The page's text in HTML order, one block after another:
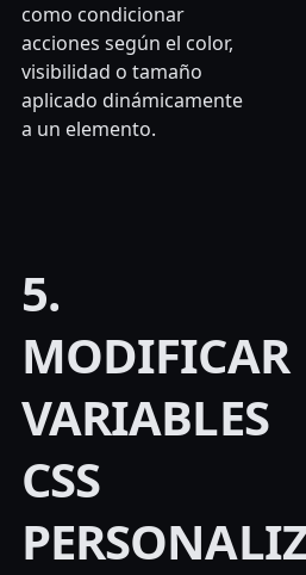
como condicionar
acciones según el color,
visibilidad o tamaño
aplicado dinámicamente
a un elemento.
5.
MODIFICAR
VARIABLES
CSS